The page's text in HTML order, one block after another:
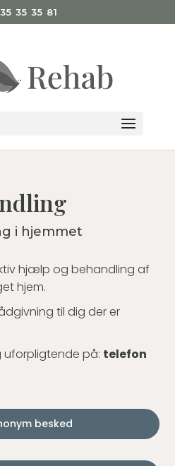
35 35 81
i hjemmet
hjælp og behandling af
hjem.
til dig der er
uforpligtende på: telefon
besked